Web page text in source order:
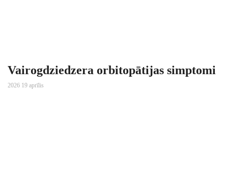
Vairogdziedzera orbitopātijas simptomi
2026 19 aprīlis